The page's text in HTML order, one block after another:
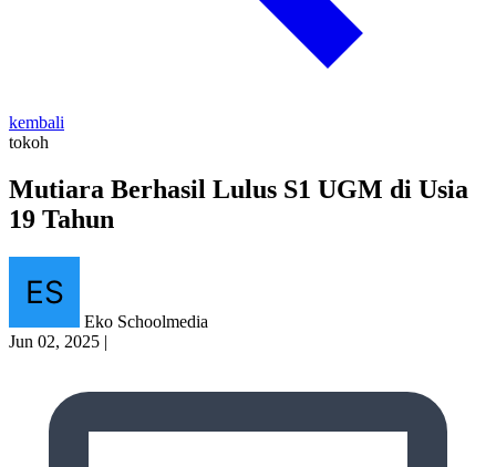
kembali
tokoh
Mutiara Berhasil Lulus S1 UGM di Usia
19 Tahun
Eko Schoolmedia
Jun 02, 2025 |